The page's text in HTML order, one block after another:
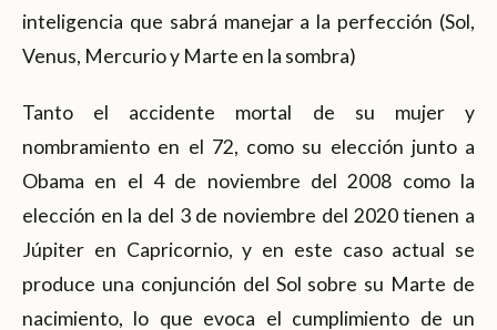
inteligencia que sabrá manejar a la perfección (Sol,
Venus, Mercurio y Marte en la sombra)
Tanto el accidente mortal de su mujer y
nombramiento en el 72, como su elección junto a
Obama en el 4 de noviembre del 2008 como la
elección en la del 3 de noviembre del 2020 tienen a
Júpiter en Capricornio, y en este caso actual se
produce una conjunción del Sol sobre su Marte de
nacimiento, lo que evoca el cumplimiento de un